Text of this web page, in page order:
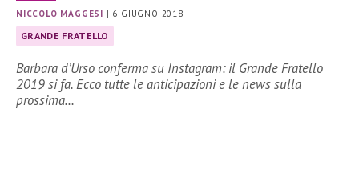
NICCOLO MAGGESI | 6 GIUGNO 2018
GRANDE FRATELLO
Barbara d’Urso conferma su Instagram: il Grande Fratello
2019 si fa. Ecco tutte le anticipazioni e le news sulla
prossima…